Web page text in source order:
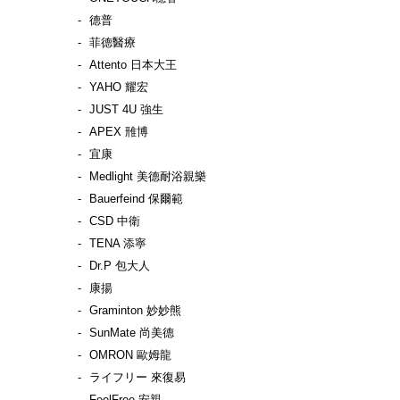
德普
菲德醫療
Attento 日本大王
YAHO 耀宏
JUST 4U 強生
APEX 雃博
宜康
Medlight 美德耐浴親樂
Bauerfeind 保爾範
CSD 中衛
TENA 添寧
Dr.P 包大人
康揚
Graminton 妙妙熊
SunMate 尚美德
OMRON 歐姆龍
ライフリー 來復易